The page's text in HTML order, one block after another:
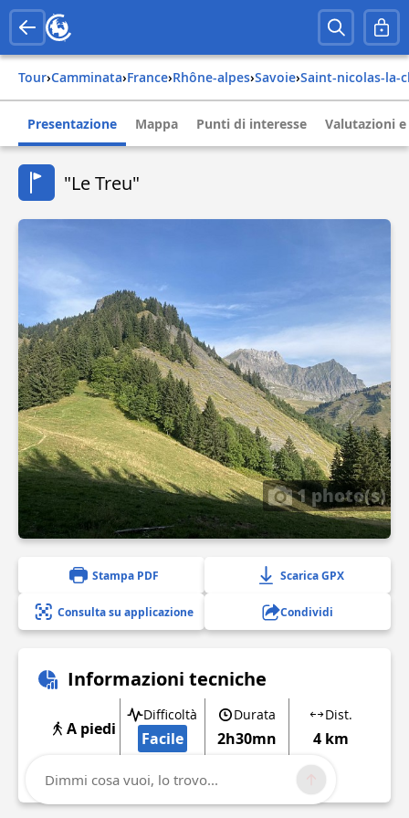
Tour› Camminata› france› rhône-alpes› savoie› saint-nicolas-la-
Presentazione Mappa Punti di interesse Valutazioni
"Le Treu"
1 photo(s)
Stampa PDF Scarica GPX
Consulta su applicazione Condividi
Informazioni tecniche
A piedi
Difficoltà
Facile
Durata
2h30mn
Dist.
4 km
Mostra di più
Dimmi cosa vuoi, lo trovo...